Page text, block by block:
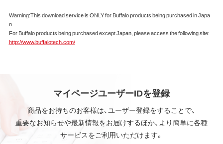
第2条 知的所有権
する法律ならびに条約によって保護されています。
本ソフトウェアは、本契約に規定される条件のもとで
本ソフトウェアに対する知的所有権に関する表示を
削除してはならないものとします。
第3条 使用制限
本ソフトウェアの用途は、購入商品またはその添付ソ
Warning:This download service is ONLY for Buffalo products being purchased in Japa
n.
For Buffalo products being purchased except Japan, please access the following site:
http://www.buffalotech.com/
マイページユーザーIDを登録
商品をお持ちのお客様は、ユーザー登録をすることで、
重要なお知らせや最新情報をお届けするほか、より簡単に各種
サービスをご利用いただけます。